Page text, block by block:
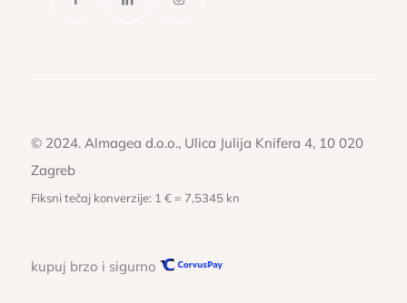
© 2024. Almagea d.o.o., Ulica Julija Knifera 4, 10 020
Zagreb
Fiksni tečaj konverzije: 1 € = 7,5345 kn
kupuj brzo i sigurno